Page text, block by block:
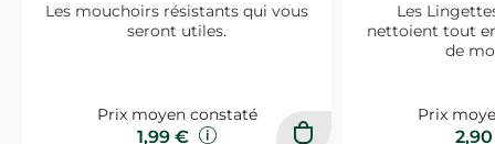
Les mouchoirs résistants qui vous
seront utiles.
Prix moyen constaté
1,99 €
Les
nettoient tout
de
Prix